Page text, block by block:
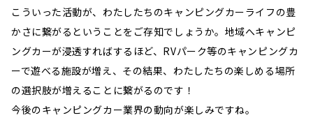
こういった活動が、わたしたちのキャンピングカーライフの豊
かさに繋がるということをご存知でしょうか。地域へキャンピ
ングカーが浸透すればするほど、RVパーク等のキャンピングカ
ーで遊べる施設が増え、その結果、わたしたちの楽しめる場所
の選択肢が増えることに繋がるのです！
今後のキャンピングカー業界の動向が楽しみですね。